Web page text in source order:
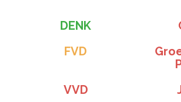
DENK
FVD
VVD